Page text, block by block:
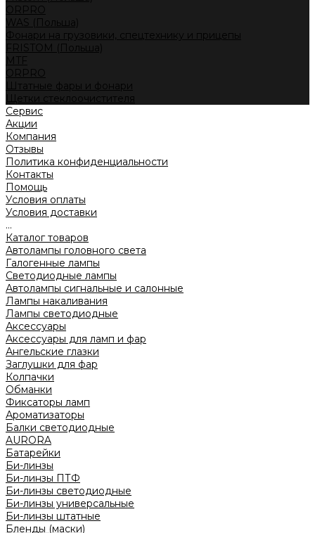
ORPRO
WAS (Польша)
Фонари на грузовики, спецтехнику и прицепы
FRISTOM (Польша)
MTF
ORPRO
Штатные фары и фонари
Щетки стеклоочистителя
Сервис
Акции
Компания
Отзывы
Политика конфиденциальности
Контакты
Помощь
Условия оплаты
Условия доставки
...
Каталог товаров
Автолампы головного света
Галогенные лампы
Светодиодные лампы
Автолампы сигнальные и салонные
Лампы накаливания
Лампы светодиодные
Аксессуары
Аксессуары для ламп и фар
Ангельские глазки
Заглушки для фар
Колпачки
Обманки
Фиксаторы ламп
Ароматизаторы
Балки светодиодные
AURORA
Батарейки
Би-линзы
Би-линзы ПТФ
Би-линзы светодиодные
Би-линзы универсальные
Би-линзы штатные
Бленды (маски)